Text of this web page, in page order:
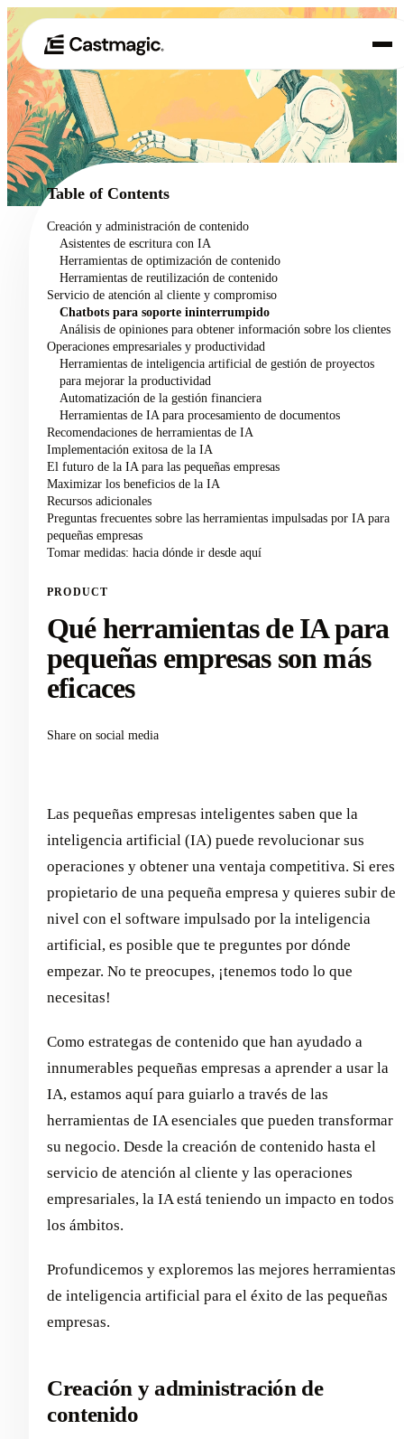
01 Producto
02 Casos de uso
Precios
Acerca de nosotros
Table of Contents
Creación y administración de contenido
Asistentes de escritura con IA
Herramientas de optimización de contenido
Herramientas de reutilización de contenido
Servicio de atención al cliente y compromiso
Chatbots para soporte ininterrumpido
Análisis de opiniones para obtener información sobre los clientes
Operaciones empresariales y productividad
Herramientas de inteligencia artificial de gestión de proyectos
para mejorar la productividad
Automatización de la gestión financiera
Herramientas de IA para procesamiento de documentos
Recomendaciones de herramientas de IA
Implementación exitosa de la IA
El futuro de la IA para las pequeñas empresas
Maximizar los beneficios de la IA
Recursos adicionales
Preguntas frecuentes sobre las herramientas impulsadas por IA para
pequeñas empresas
Tomar medidas: hacia dónde ir desde aquí
PRODUCT
Qué herramientas de IA para
pequeñas empresas son más
eficaces
Share on social media
Las pequeñas empresas inteligentes saben que la
inteligencia artificial (IA) puede revolucionar sus
operaciones y obtener una ventaja competitiva. Si eres
propietario de una pequeña empresa y quieres subir de
nivel con el software impulsado por la inteligencia
artificial, es posible que te preguntes por dónde
empezar. No te preocupes, ¡tenemos todo lo que
necesitas!
Como estrategas de contenido que han ayudado a
innumerables pequeñas empresas a aprender a usar la
IA, estamos aquí para guiarlo a través de las
herramientas de IA esenciales que pueden transformar
su negocio. Desde la creación de contenido hasta el
servicio de atención al cliente y las operaciones
empresariales, la IA está teniendo un impacto en todos
los ámbitos.
Profundicemos y exploremos las mejores herramientas
de inteligencia artificial para el éxito de las pequeñas
empresas.
Creación y administración de
contenido